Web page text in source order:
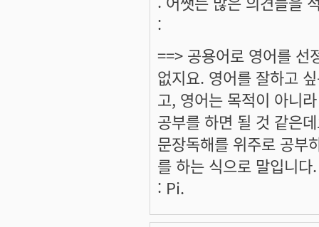
:
==> 공용어로 영어를 선
없지요. 영어를 잘하고
고, 영어는 목적이 아니
공부를 하면 될 것 같은
문장독해를 위주로 공부
를 하는 식으로 말입니다.
: Pi.